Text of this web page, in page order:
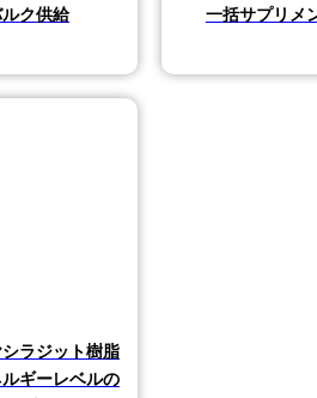
ク供給
一括サプリメ
ラジット樹脂
ギーレベルの